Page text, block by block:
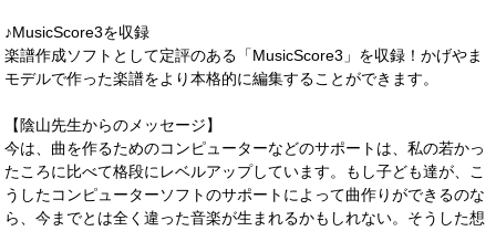
♪MusicScore3を収録
楽譜作成ソフトとして定評のある「MusicScore3」を収録！かげやま
モデルで作った楽譜をより本格的に編集することができます。
【陰山先生からのメッセージ】
今は、曲を作るためのコンピューターなどのサポートは、私の若かっ
たころに比べて格段にレベルアップしています。もし子ども達が、こ
うしたコンピューターソフトのサポートによって曲作りができるのな
ら、今までとは全く違った音楽が生まれるかもしれない。そうした想